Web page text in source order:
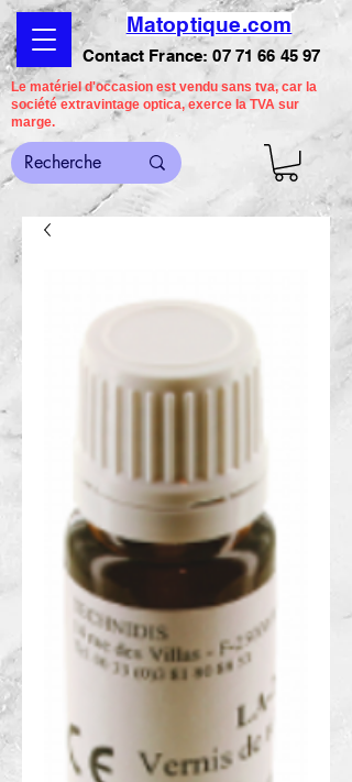
Matoptique.com
Contact France:07 71 66 45 97
Le matériel d'occasion est vendu sans tva, car la
société extravintage optica, exerce la TVA sur
marge.